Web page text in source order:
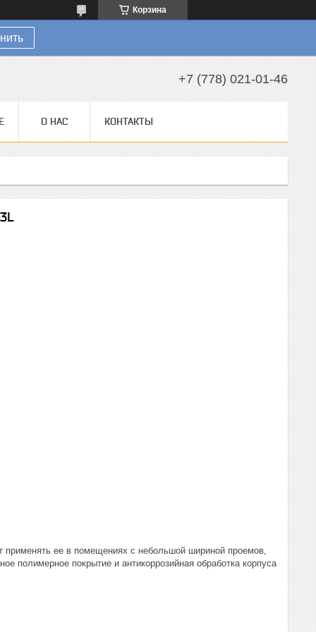
Корзина
+7 (778) 021-01-46
О НАС КОНТАКТЫ
применять ее в помещениях с небольшой шириной проемов,
полимерное покрытие и антикоррозийная обработка корпуса